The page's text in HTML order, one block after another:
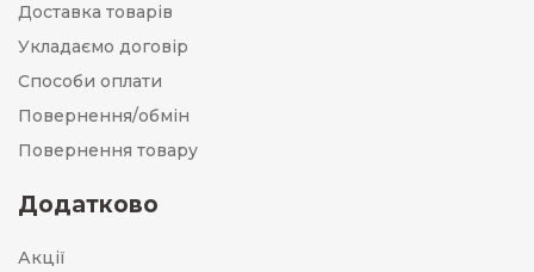
Доставка товарів
Укладаємо договір
Способи оплати
Повернення/обмін
Повернення товару
Додатково
Акції